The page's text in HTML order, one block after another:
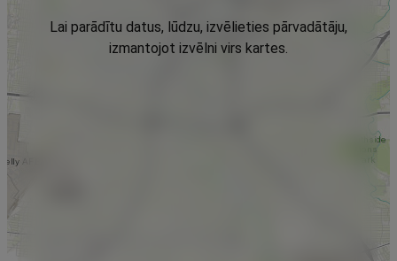
Lai parādītu datus, lūdzu, izvēlieties pārvadātāju,
izmantojot izvēlni virs kartes.